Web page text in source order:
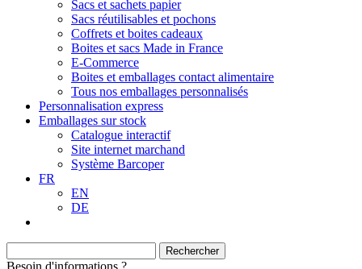
Sacs et sachets papier
Sacs réutilisables et pochons
Coffrets et boites cadeaux
Boites et sacs Made in France
E-Commerce
Boites et emballages contact alimentaire
Tous nos emballages personnalisés
Personnalisation express
Emballages sur stock
Catalogue interactif
Site internet marchand
Système Barcoper
FR
EN
DE
Besoin d'informations ?